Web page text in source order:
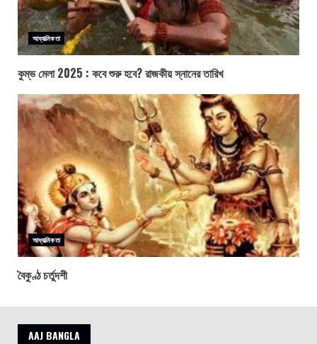
আধ্যাত্মিকতা
কুম্ভ মেলা 2025 : কবে শুরু হবে? রাজকীয় স্নানের তারিখ
আধ্যাত্মিকতা
বৈকুণ্ঠ চর্তুদশী
AAJ BANGLA